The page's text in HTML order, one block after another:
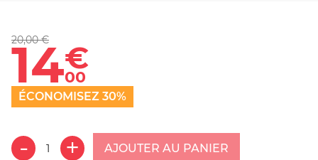
20,00 €
14€
00
ÉCONOMISEZ 30%
AJOUTER AU PANIER